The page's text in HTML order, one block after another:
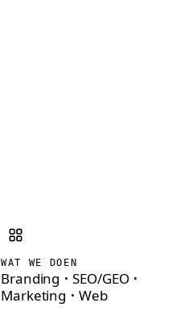
WAT WE DOEN
Branding · SEO/GEO ·
Marketing · Web